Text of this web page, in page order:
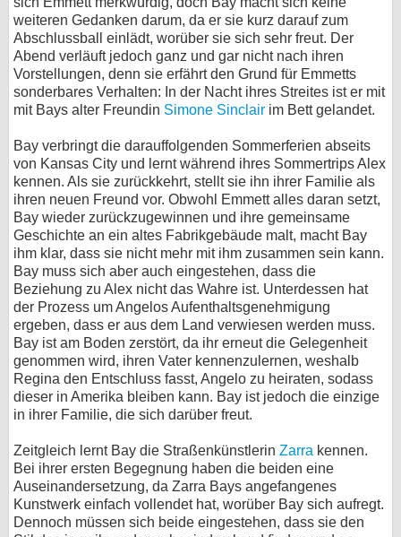
weiteren Gedanken darum, da er sie kurz darauf zum
Abschlussball einlädt, worüber sie sich sehr freut. Der
Abend verläuft jedoch ganz und gar nicht nach ihren
Vorstellungen, denn sie erfährt den Grund für Emmetts
sonderbares Verhalten: In der Nacht ihres Streites ist er mit
mit Bays alter Freundin Simone Sinclair im Bett gelandet.
Bay verbringt die darauffolgenden Sommerferien abseits
von Kansas City und lernt während ihres Sommertrips Alex
kennen. Als sie zurückkehrt, stellt sie ihn ihrer Familie als
ihren neuen Freund vor. Obwohl Emmett alles daran setzt,
Bay wieder zurückzugewinnen und ihre gemeinsame
Geschichte an ein altes Fabrikgebäude malt, macht Bay
ihm klar, dass sie nicht mehr mit ihm zusammen sein kann.
Bay muss sich aber auch eingestehen, dass die
Beziehung zu Alex nicht das Wahre ist. Unterdessen hat
der Prozess um Angelos Aufenthaltsgenehmigung
ergeben, dass er aus dem Land verwiesen werden muss.
Bay ist am Boden zerstört, da ihr erneut die Gelegenheit
genommen wird, ihren Vater kennenzulernen, weshalb
Regina den Entschluss fasst, Angelo zu heiraten, sodass
dieser in Amerika bleiben kann. Bay ist jedoch die einzige
in ihrer Familie, die sich darüber freut.
Zeitgleich lernt Bay die Straßenkünstlerin Zarra kennen.
Bei ihrer ersten Begegnung haben die beiden eine
Auseinandersetzung, da Zarra Bays angefangenes
Kunstwerk einfach vollendet hat, worüber Bay sich aufregt.
Dennoch müssen sich beide eingestehen, dass sie den